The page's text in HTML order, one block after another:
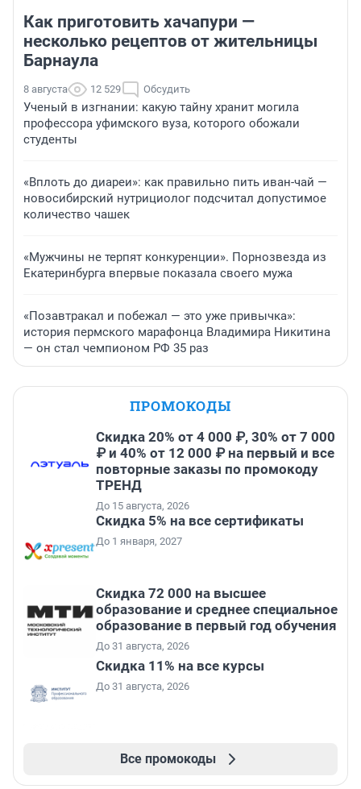
Как приготовить хачапури —
несколько рецептов от жительницы
Барнаула
8 августа 12 529 Обсудить
Ученый в изгнании: какую тайну хранит могила
профессора уфимского вуза, которого обожали
студенты
«Вплоть до диареи»: как правильно пить иван-чай —
новосибирский нутрициолог подсчитал допустимое
количество чашек
«Мужчины не терпят конкуренции». Порнозвезда из
Екатеринбурга впервые показала своего мужа
«Позавтракал и побежал — это уже привычка»:
история пермского марафонца Владимира Никитина
— он стал чемпионом РФ 35 раз
ПРОМОКОДЫ
Скидка 20% от 4 000 ₽, 30% от 7 000
₽ и 40% от 12 000 ₽ на первый и все
повторные заказы по промокоду
ТРЕНД
До 15 августа, 2026
Скидка 5% на все сертификаты
До 1 января, 2027
Скидка 72 000 на высшее
образование и среднее специальное
образование в первый год обучения
До 31 августа, 2026
Скидка 11% на все курсы
До 31 августа, 2026
Все промокоды